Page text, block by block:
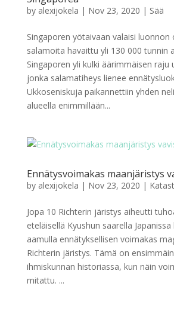
by alexijokela | Nov 23, 2020 | Sää
Singaporen yötaivaan valaisi
salamoita havaittu yli 130 000 tunnin
Singaporen yli kulki äärimmäisen raju
jonka salamatiheys lienee
Ukkoseniskuja paikannettiin yhden
alueella enimmillään...
Ennätysvoimakas maanjäristys
by alexijokela | Nov 23, 2020 |
Jopa 10 Richterin järistys aiheutti
eteläisellä Kyushun saarella
aamulla ennätyksellisen voimakas
Richterin järistys. Tämä on
ihmiskunnan historiassa, kun näin
mitattu. ...